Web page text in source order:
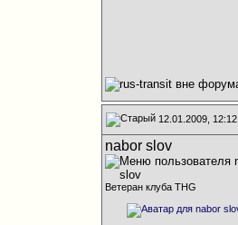
12.01.2009, 12:12
nabor slov
Ветеран клуба THG